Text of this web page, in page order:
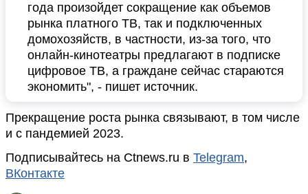
года произойдет сокращение как объемов
рынка платного ТВ, так и подключенных
домохозяйств, в частности, из-за того, что
онлайн-кинотеатры предлагают в подписке
цифровое ТВ, а граждане сейчас стараются
экономить", - пишет источник.
Прекращение роста рынка связывают, в том числе
и с пандемией 2023.
Подписывайтесь на Ctnews.ru в Telegram,
ВКонтакте